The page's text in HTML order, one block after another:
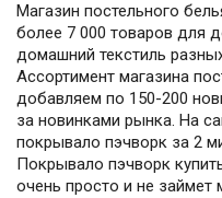
Магазин постельного
более 7 000 товаров для
домашний текстиль
Ассортимент магазина
добавляем по 150-200
за новинками рынка. На
покрывало пэчворк за 2
Покрывало пэчворк
очень просто и не займет